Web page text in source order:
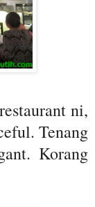
ni,
Tenang
Korang